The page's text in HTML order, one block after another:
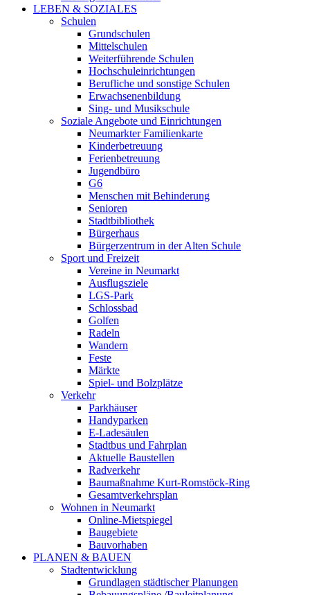
LEBEN & SOZIALES
Schulen
Grundschulen
Mittelschulen
Weiterführende Schulen
Hochschuleinrichtungen
Berufliche und sonstige Schulen
Erwachsenenbildung
Sing- und Musikschule
Soziale Angebote und Einrichtungen
Neumarkter Familienkarte
Kinderbetreuung
Ferienbetreuung
Jugendbüro
G6
Menschen mit Behinderung
Senioren
Stadtbibliothek
Bürgerhaus
Bürgerzentrum in der Alten Schule
Sport und Freizeit
Vereine in Neumarkt
Ausflugsziele
LGS-Park
Schlossbad
Golfen
Radeln
Wandern
Feste
Märkte
Spiel- und Bolzplätze
Verkehr
Parkhäuser
Handyparken
E-Ladesäulen
Stadtbus und Fahrplan
Aktuelle Baustellen
Radverkehr
Baumaßnahme Kurt-Romstöck-Ring
Gesamtverkehrsplan
Wohnen in Neumarkt
Online-Mietspiegel
Baugebiete
Bauvorhaben
PLANEN & BAUEN
Stadtentwicklung
Grundlagen städtischer Planungen